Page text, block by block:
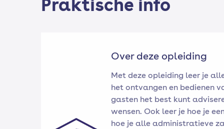
Praktische info
Over deze opleiding
Met deze opleiding leer je
het ontvangen en bedienen
gasten het best kunt
wensen. Ook leer je hoe je
hoe je alle administratieve